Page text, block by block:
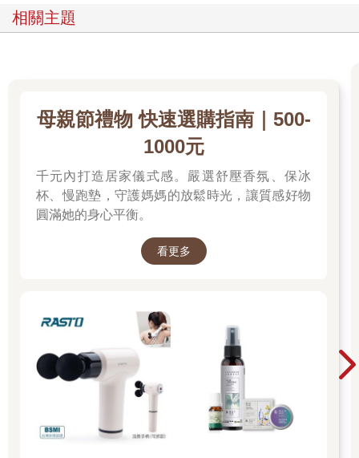
相關主題
母親節禮物 快速選購指南｜500-
1000元
千元內打造居家儀式感。嚴選舒壓香氛、保冰
杯、慢跑墊，守護媽媽的放鬆時光，讓質感好物
圓滿她的身心平衡。
看更多